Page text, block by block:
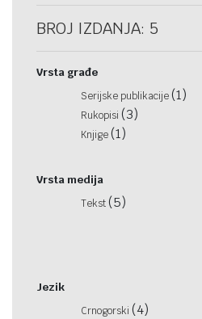
BROJ IZDANJA: 5
Vrsta građe
Serijske publikacije(1)
Rukopisi (3)
Knjige(1)
Vrsta medija
Tekst(5)
Jezik
Crnogorski (4)